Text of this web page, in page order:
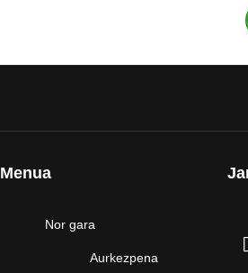
Menua
Nor gara
Aurkezpena